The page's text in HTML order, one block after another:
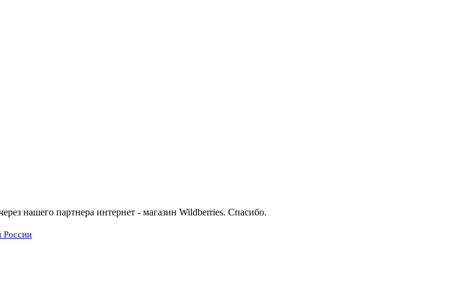
нашего партнера интернет - магазин Wildberries. Спасибо.
России